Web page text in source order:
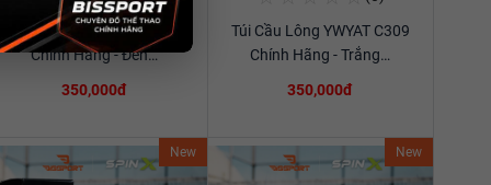
Xem chi tiết
Túi Cầu Lông YWYAT 300D
Chính Hãng - Đen…
350,000đ
Xem chi tiết
Túi Cầu Lông YWYAT C309
Chính Hãng - Trắng…
350,000đ
New New